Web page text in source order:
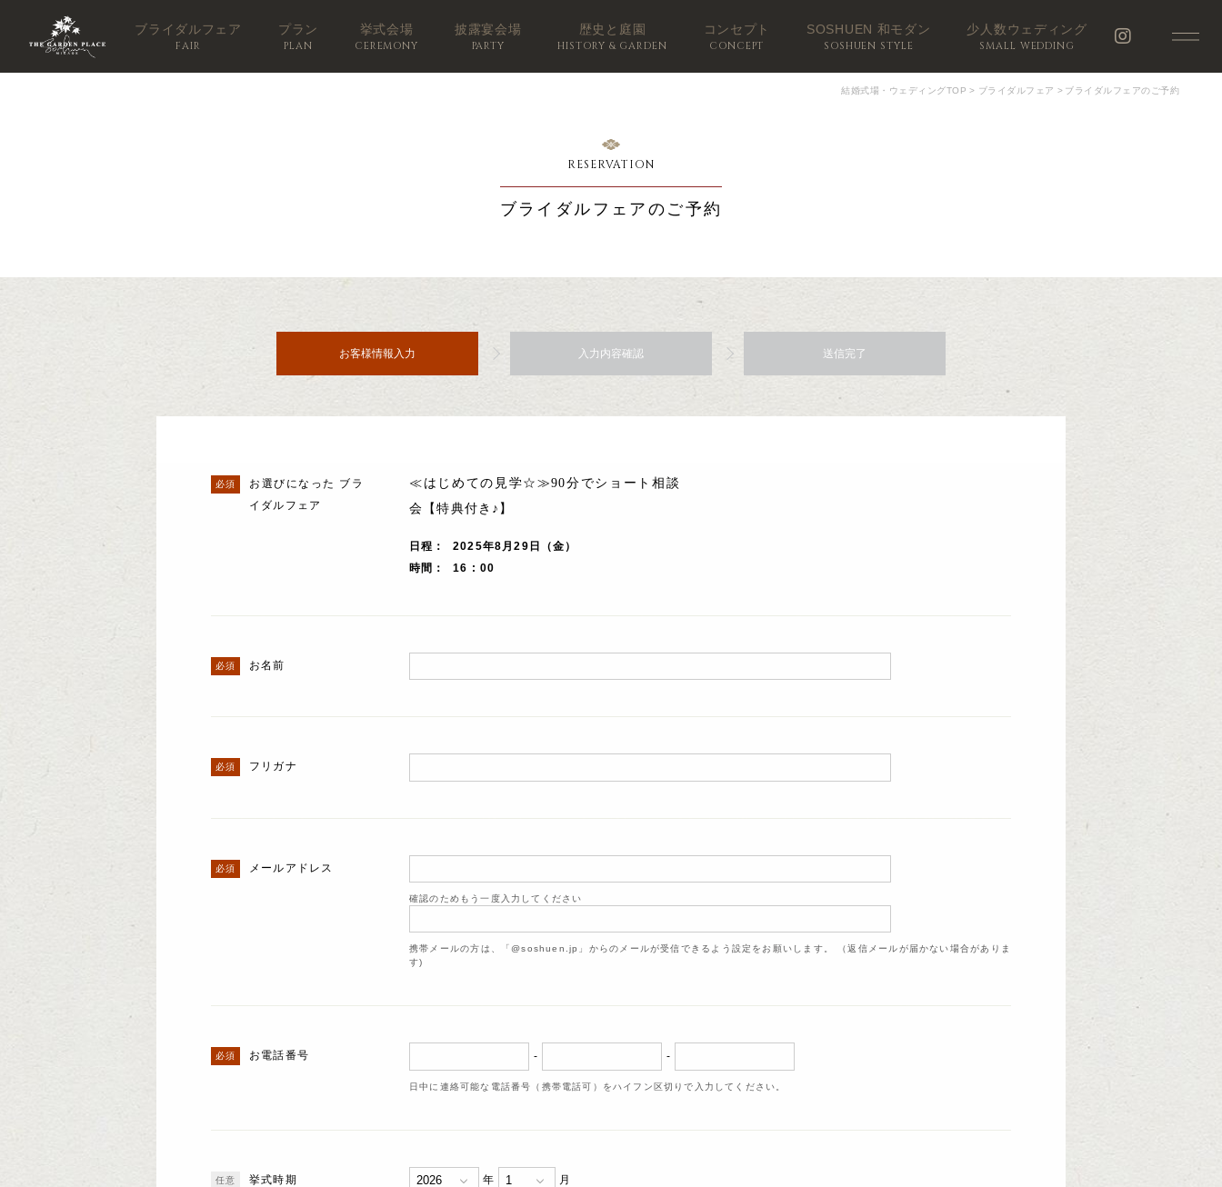
ブライダルフェア
FAIR
プラン
PLAN
挙式会場
CEREMONY
披露宴会場
PARTY
歴史と庭園
HISTORY & GARDEN
コンセプト
CONCEPT
SOSHUEN 和モダン
SOSHUEN STYLE
少人数ウェディング
SMALL WEDDING
結婚式場・ウェディングTOP > ブライダルフェア > ブライダルフェアのご予約
RESERVATION
ブライダルフェアのご予約
お客様情報入力 入力内容確認 送信完了
お選びになった ブラ
イダルフェア
≪はじめての見学☆≫90分でショート相談
会【特典付き♪】
日程
2025年8月29日（金）
時間
16 : 00
お名前
フリガナ
メールアドレス
確認のためもう一度入力してください
携帯メールの方は、「@soshuen.jp」からのメールが受信できるよう設定をお願いします。 （返信メールが届かない場合がありま
す)
お電話番号 - -
日中に連絡可能な電話番号（携帯電話可）をハイフン区切りで入力してください。
挙式時期 年 月